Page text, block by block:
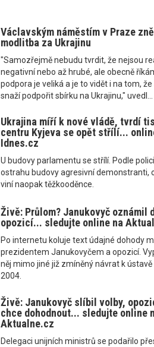
Václavským náměstím v Praze
modlitba za Ukrajinu
"Samozřejmě nebudu tvrdit, že nejsou
negativní nebo až hrubé, ale obecně
podpora je veliká a je to vidět i na tom, že
snaží podpořit sbírku na Ukrajinu," uvedl...
Ukrajina míří k nové vládě, tvrdí
centru Kyjeva se opět střílí...
Idnes.cz
U budovy parlamentu se střílí. Podle
ostrahu budovy agresivní demonstranti,
viní naopak těžkooděnce.
Živě: Průlom? Janukovyč oznámil
opozicí... sledujte online na
Po internetu koluje text údajné dohody
prezidentem Janukovyčem a opozicí.
něj mimo jiné již zmíněný návrat k ústavě
2004.
Živě: Janukovyč slíbil volby,
chce dohodnout... sledujte online
Aktualne.cz
Delegaci unijních ministrů se podařilo